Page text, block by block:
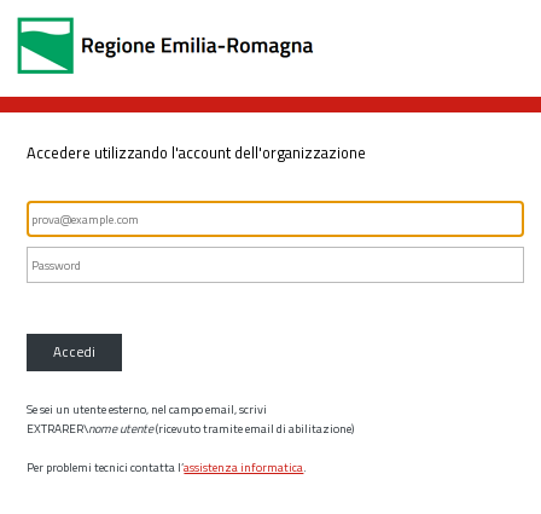
Accedere utilizzando l'account dell'organizzazione
Accedi
Se sei un utente esterno, nel campo email, scrivi
EXTRARER\nome utente(ricevuto tramite email di abilitazione)
Per problemi tecnici contatta l’assistenza informatica.